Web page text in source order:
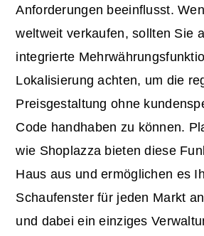
Anforderungen beeinflusst.
weltweit verkaufen, sollten Sie
integrierte
Lokalisierung achten, um die
Preisgestaltung ohne
Code handhaben zu können.
wie Shoplazza bieten diese
Haus aus und ermöglichen es
Schaufenster für jeden Markt
und dabei ein einziges